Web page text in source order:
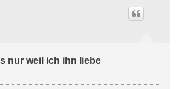
nur weil ich ihn liebe